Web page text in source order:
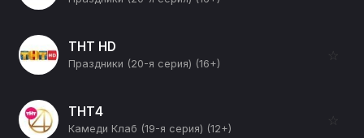
ТНТ HD
Праздники (20-я серия) (16+)
☆
ТНТ4
Камеди Клаб (19-я серия) (12+)
☆